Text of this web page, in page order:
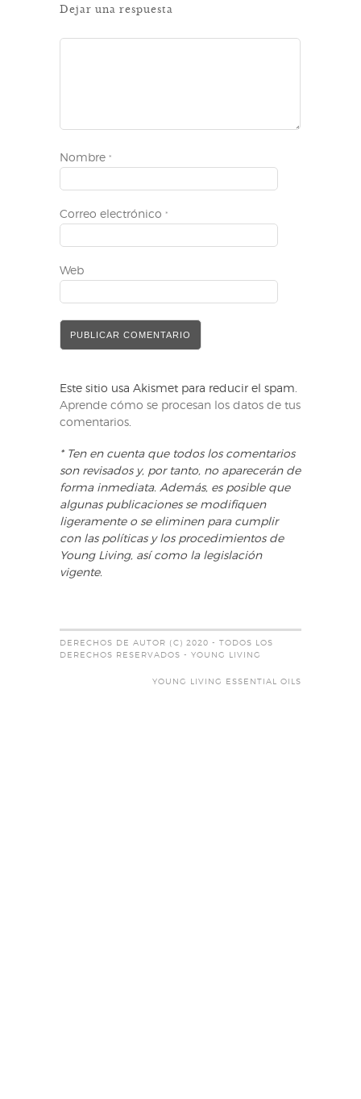
Dejar una respuesta
Nombre *
Correo electrónico *
Web
Este sitio usa Akismet para reducir el spam.
Aprende cómo se procesan los datos de tus
comentarios.
* Ten en cuenta que todos los comentarios
son revisados y, por tanto, no aparecerán de
forma inmediata. Además, es posible que
algunas publicaciones se modifiquen
ligeramente o se eliminen para cumplir
con las políticas y los procedimientos de
Young Living, así como la legislación
vigente.
DERECHOS DE AUTOR (C) 2020 - TODOS LOS
DERECHOS RESERVADOS - YOUNG LIVING
YOUNG LIVING ESSENTIAL OILS